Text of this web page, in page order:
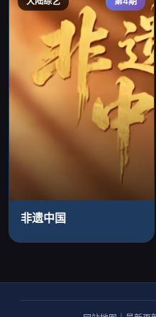
非遗中国